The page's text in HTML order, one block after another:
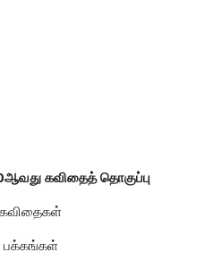
கவிதைத் தொகுப்பு
கவிதைகள்
பக்கங்கள்